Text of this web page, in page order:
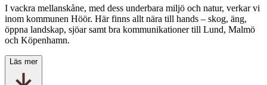
I vackra mellanskåne, med dess underbara miljö och natur, verkar vi
inom kommunen Höör. Här finns allt nära till hands – skog, äng,
öppna landskap, sjöar samt bra kommunikationer till Lund, Malmö
och Köpenhamn.
Läs mer